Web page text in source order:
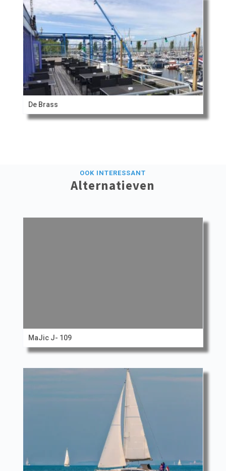
De Brass
OOK INTERESSANT
Alternatieven
MaJic J- 109